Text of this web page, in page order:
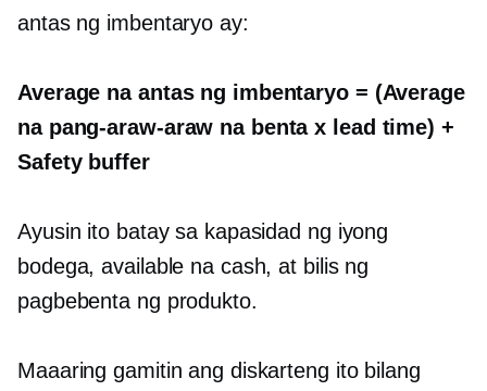
antas ng imbentaryo ay:
Average na antas ng imbentaryo = (Average
na pang-araw-araw na benta x lead time) +
Safety buffer
Ayusin ito batay sa kapasidad ng iyong
bodega, available na cash, at bilis ng
pagbebenta ng produkto.
Maaaring gamitin ang diskarteng ito bilang